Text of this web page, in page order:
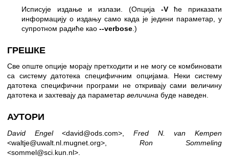
Исписује издање и излази. (Опција -Vће приказати
информацију о издању само када је једини параметар, у
супротном радиће као --verbose .)
ГРЕШКЕ
Све опште опције морају претходити и не могу се комбиновати
са систему датотека специфичним опцијама. Неки систему
датотека специфични програми не откривају сами величину
датотека и захтевају да параметар величина буде наведен.
АУТОРИ
David Engel<david@ods.com>,Fred N. van Kempen
<waltje@uwalt.nl.mugnet.org>, Ron Sommeling
<sommel@sci.kun.nl>.